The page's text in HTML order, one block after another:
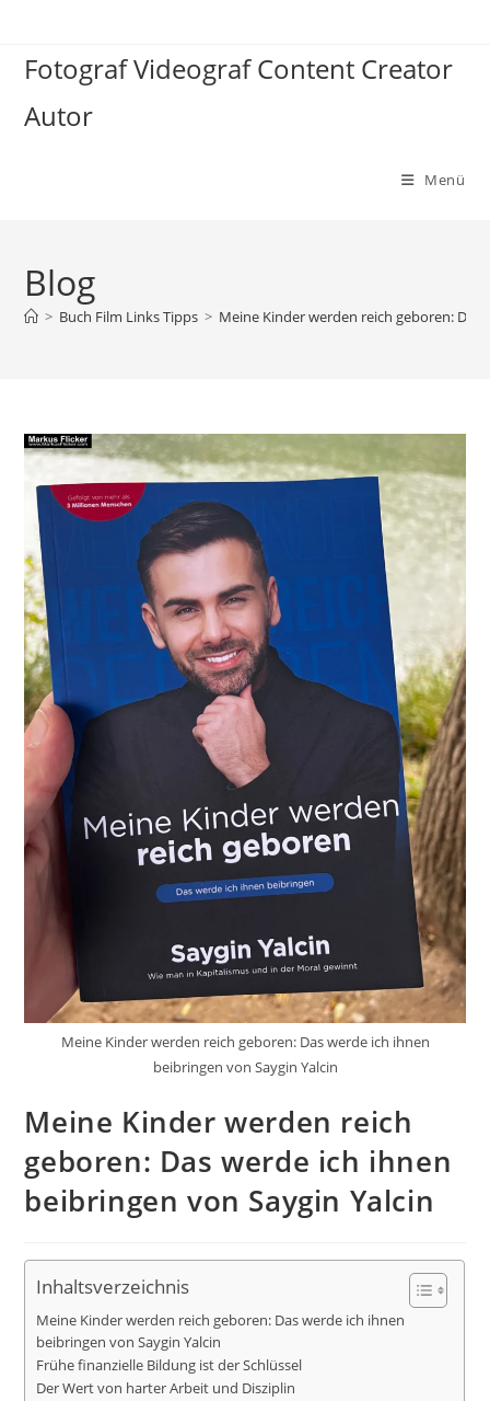
springen
Fotograf Videograf Content Creator
Autor
Menü
Blog
> Buch Film Links Tipps > Meine Kinder werden reich geboren:
Meine Kinder werden reich geboren: Das werde ich ihnen
beibringen von Saygin Yalcin
Meine Kinder werden reich
geboren: Das werde ich ihnen
beibringen von Saygin Yalcin
Inhaltsverzeichnis
Meine Kinder werden reich geboren: Das werde ich ihnen
beibringen von Saygin Yalcin
Frühe finanzielle Bildung ist der Schlüssel
Der Wert von harter Arbeit und Disziplin